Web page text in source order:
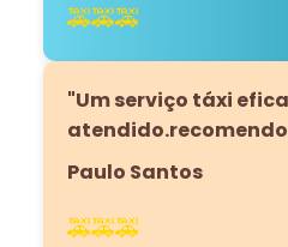
🚕🚕🚕
"Um serviço táxi
Paulo Santos
🚕🚕🚕